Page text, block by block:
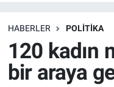
HABERLER POLITIKA
120 kadın
bir araya
Eğitim
Ekonomi
Son Dakika
Haber Arşivi